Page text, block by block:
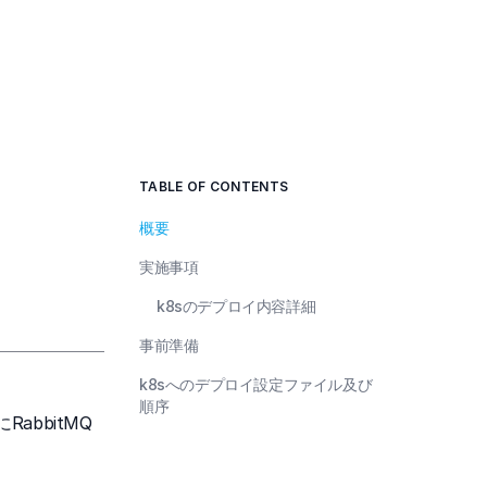
RabbitMQ
TABLE OF CONTENTS
概要
実施事項
k8sのデプロイ内容詳細
事前準備
k8sへのデプロイ設定ファイル及び
順序